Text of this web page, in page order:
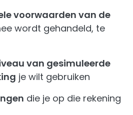
voorwaarden van de
wordt gehandeld, te
van gesimuleerde
je wilt gebruiken
die je op die rekening